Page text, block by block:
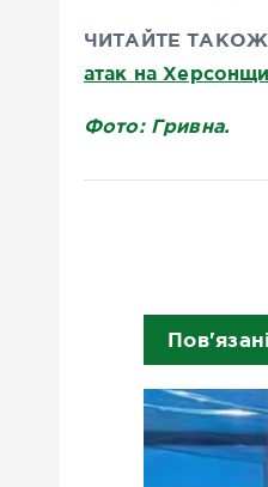
ЧИТАЙТЕ
атак на
Фото: Гривна.